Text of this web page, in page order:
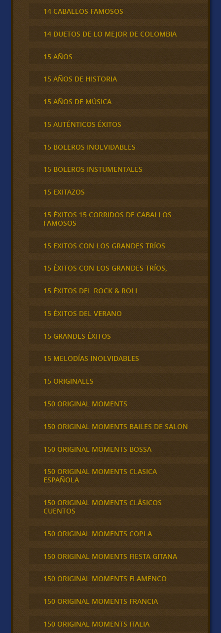
14 CABALLOS FAMOSOS
14 DUETOS DE LO MEJOR DE COLOMBIA
15 AÑOS
15 AÑOS DE HISTORIA
15 AÑOS DE MÚSICA
15 AUTÉNTICOS ÉXITOS
15 BOLEROS INOLVIDABLES
15 BOLEROS INSTUMENTALES
15 EXITAZOS
15 ÉXITOS 15 CORRIDOS DE CABALLOS
FAMOSOS
15 EXITOS CON LOS GRANDES TRÍOS
15 ÉXITOS CON LOS GRANDES TRÍOS,
15 ÉXITOS DEL ROCK & ROLL
15 ÉXITOS DEL VERANO
15 GRANDES ÉXITOS
15 MELODÍAS INOLVIDABLES
15 ORIGINALES
150 ORIGINAL MOMENTS
150 ORIGINAL MOMENTS BAILES DE SALON
150 ORIGINAL MOMENTS BOSSA
150 ORIGINAL MOMENTS CLASICA
ESPAÑOLA
150 ORIGINAL MOMENTS CLÁSICOS
CUENTOS
150 ORIGINAL MOMENTS COPLA
150 ORIGINAL MOMENTS FIESTA GITANA
150 ORIGINAL MOMENTS FLAMENCO
150 ORIGINAL MOMENTS FRANCIA
150 ORIGINAL MOMENTS ITALIA